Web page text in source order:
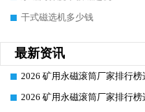
干式磁选机多少钱
最新资讯
2026 矿用永磁滚筒厂家排行
2026 矿用永磁滚筒厂家排行